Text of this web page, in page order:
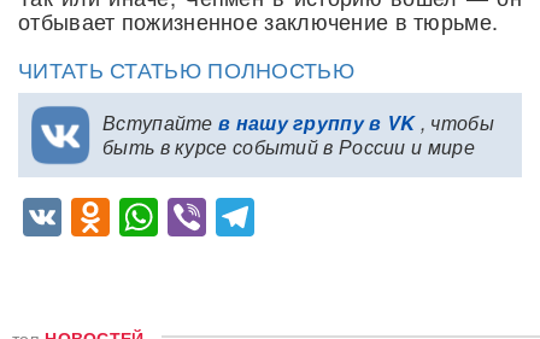
отбывает пожизненное заключение в тюрьме.
ЧИТАТЬ СТАТЬЮ ПОЛНОСТЬЮ
Вступайте в нашу группу в VK, чтобы
быть в курсе событий в России и мире
VKOdnoklassniki
WhatsApp
Viber